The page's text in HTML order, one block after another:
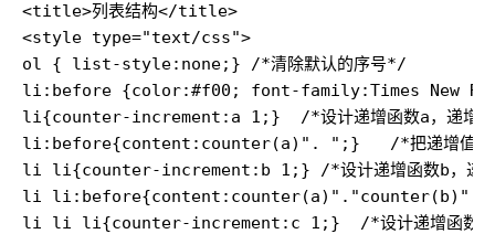
<title>列表结构</title>
<style type="text/css">
ol { list-style:none;} /*清除默认的序号*/
li:before {color:#f00; font-family:Times New
li{counter-increment:a 1;}  /*设计递增函数a，递增
li:before{content:counter(a)". ";}   /*把递增值添加
li li{counter-increment:b 1;} /*设计递增函数b，递
li li:before{content:counter(a)"."counter(b)". ";}
li li li{counter-increment:c 1;}  /*设计递增函数c，